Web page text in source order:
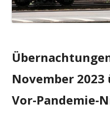
November
Vor-Pandemie-